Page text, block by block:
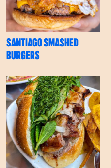
SANTIAGO SMASHED
BURGERS